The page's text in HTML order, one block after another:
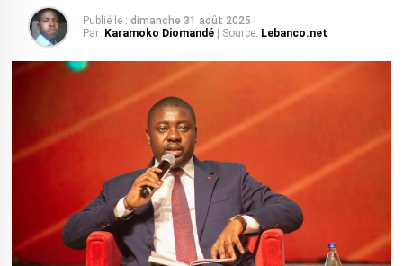
Publié le : dimanche 31 août 2025
Par: Karamoko Diomandé | Source: Lebanco.net